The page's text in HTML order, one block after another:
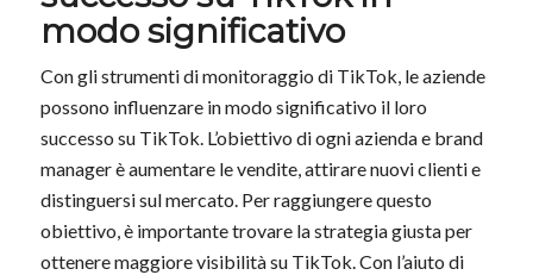
modo significativo
Con gli strumenti di monitoraggio di TikTok, le aziende
possono influenzare in modo significativo il loro
successo su TikTok. L’obiettivo di ogni azienda e brand
manager è aumentare le vendite, attirare nuovi clienti e
distinguersi sul mercato. Per raggiungere questo
obiettivo, è importante trovare la strategia giusta per
ottenere maggiore visibilità su TikTok. Con l’aiuto di